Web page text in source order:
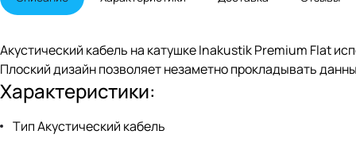
Акустический кабель на катушке Inakustik Premium Flat
Плоский дизайн позволяет незаметно прокладывать
Характеристики:
Тип Акустический кабель